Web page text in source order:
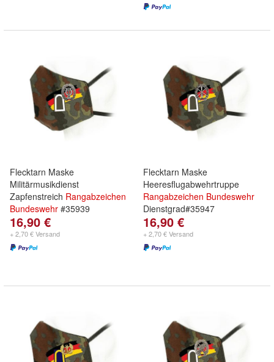
Flecktarn Maske
Militärmusikdienst
Zapfenstreich Rangabzeichen
Bundeswehr #35939
16,90 €
+ 2,70 € Versand
Flecktarn Maske
Heeresflugabwehrtruppe
Rangabzeichen Bundeswehr
Dienstgrad#35947
16,90 €
+ 2,70 € Versand